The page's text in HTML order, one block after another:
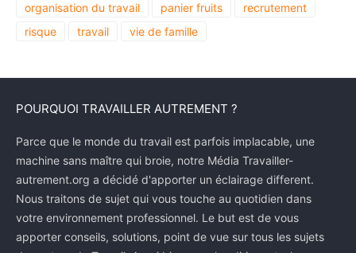
organisation du travail
panier fruits
recrutement
risque
travail vie de famille
POURQUOI TRAVAILLER AUTREMENT ?
Parce que le monde du travail est parfois implacable, une
machine sans maître qui broie, notre Média Travailler-
autrement.org a décidé d'apporter un éclairage different.
Nous traitons de sujet qui vous touche au quotidien dans
votre environnement professionnel. Le but est de vous
apporter conseils, solutions, point de vue sur tous les sujets